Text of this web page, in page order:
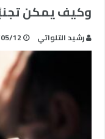
وكيف يمكن
رشيد التلواتي 12